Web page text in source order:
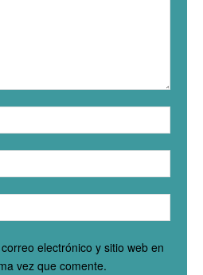
electrónico y sitio web en
vez que comente.